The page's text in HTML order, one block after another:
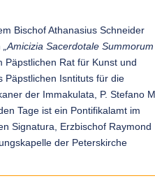
Bischof Athanasius Schneider
„Amicizia Sacerdotale Summorum
Päpstlichen Rat für Kunst und
Päpstlichen Isntituts für die
der Immakulata, P. Stefano M.
Tage ist ein Pontifikalamt im
Signatura, Erzbischof Raymond
der Peterskirche